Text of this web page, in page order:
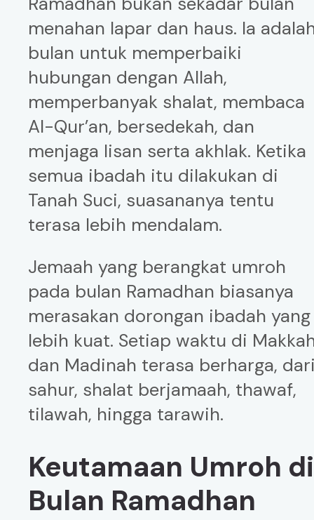
menahan lapar dan haus. Ia
bulan untuk memperbaiki
hubungan dengan Allah,
memperbanyak shalat, membaca
Al-Qur’an, bersedekah, dan
menjaga lisan serta akhlak. Ketika
semua ibadah itu dilakukan di
Tanah Suci, suasananya tentu
terasa lebih mendalam.
Jemaah yang berangkat umroh
pada bulan Ramadhan biasanya
merasakan dorongan ibadah yang
lebih kuat. Setiap waktu di
dan Madinah terasa berharga,
sahur, shalat berjamaah, thawaf,
tilawah, hingga tarawih.
Keutamaan Umroh di
Bulan Ramadhan